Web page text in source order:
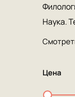
Наука.
Цена